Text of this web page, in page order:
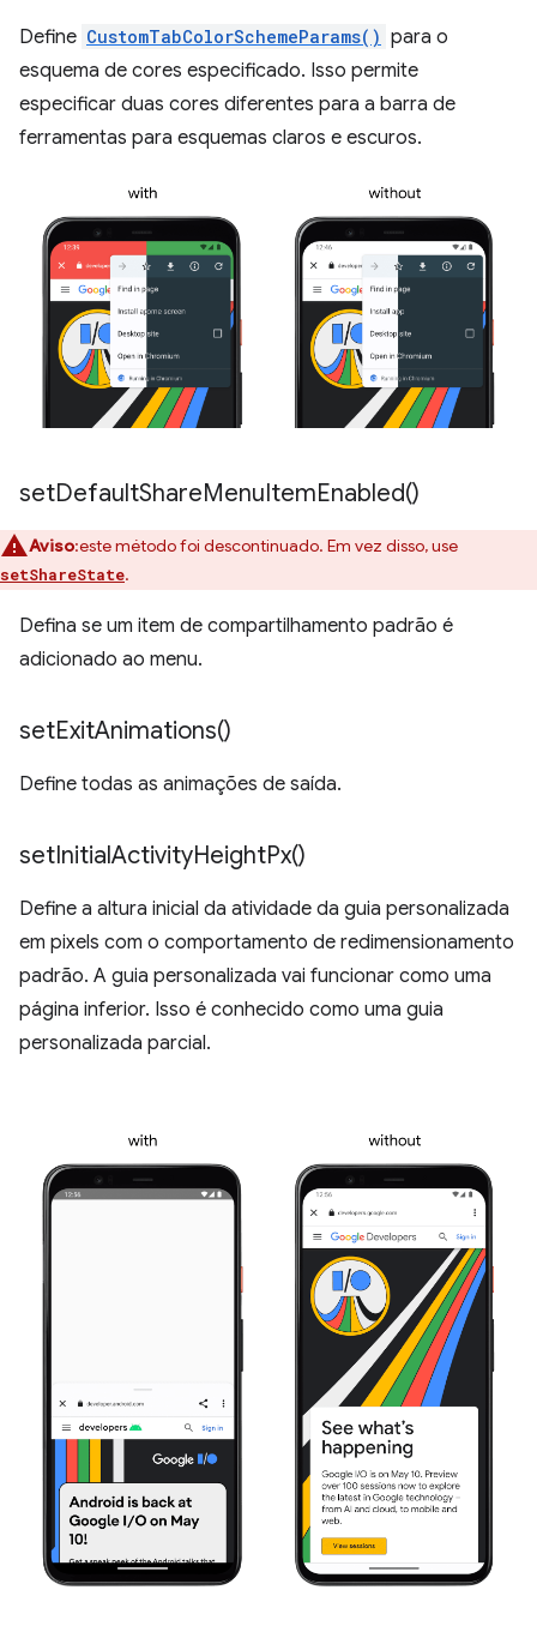
Define CustomTabColorSchemeParams() para o
esquema de cores especificado. Isso permite
especificar duas cores diferentes para a barra de
ferramentas para esquemas claros e escuros.
setDefaultShareMenuItemEnabled()
Aviso:este método foi descontinuado. Em vez disso, use
setShareState.
Defina se um item de compartilhamento padrão é
adicionado ao menu.
setExitAnimations()
Define todas as animações de saída.
setInitialActivityHeightPx()
Define a altura inicial da atividade da guia personalizada
em pixels com o comportamento de redimensionamento
padrão. A guia personalizada vai funcionar como uma
página inferior. Isso é conhecido como uma guia
personalizada parcial.